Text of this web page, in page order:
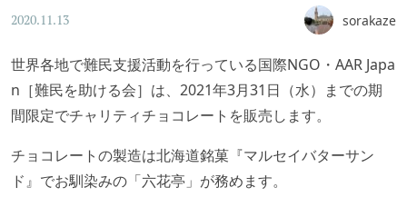
2020.11.13 sorakaze
世界各地で難民支援活動を行っている国際NGO・AAR Japa
n［難⺠を助ける会］は、2021年3月31日（水）までの期
間限定でチャリティチョコレートを販売します。
チョコレートの製造は北海道銘菓『マルセイバターサン
ド』でお馴染みの「六花亭」が務めます。